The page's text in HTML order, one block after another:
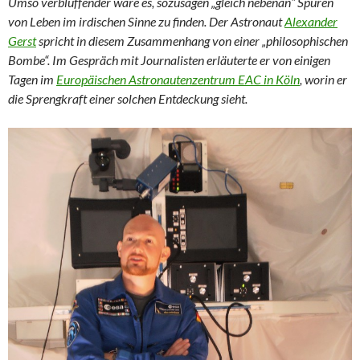
von Leben im irdischen Sinne zu finden. Der AstronautAlexander
Gerstspricht in diesem Zusammenhang von einer „philosophischen
Bombe“. Im Gespräch mit Journalisten erläuterte er von einigen
Tagen im Europäischen Astronautenzentrum EAC in Köln, worin er
die Sprengkraft einer solchen Entdeckung sieht.